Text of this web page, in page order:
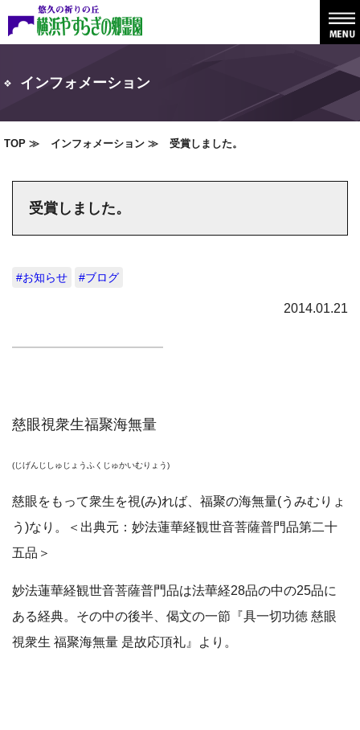
インフォメーション
TOP インフォメーション 受賞しました。
受賞しました。
#お知らせ #ブログ
2014.01.21
慈眼視衆生福聚海無量
(じげんじしゅじょうふくじゅかいむりょう)
慈眼をもって衆生を視(み)れば、福聚の海無量(うみむりょ
う)なり。＜出典元：妙法蓮華経観世音菩薩普門品第二十
五品＞
妙法蓮華経観世音菩薩普門品は法華経28品の中の25品に
ある経典。その中の後半、偈文の一節『具一切功徳 慈眼
視衆生 福聚海無量 是故応頂礼』より。